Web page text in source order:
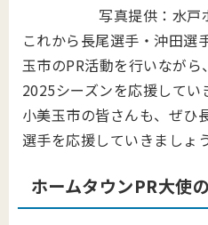
写真提供：水戸
これから長尾選手・沖田選
玉市のPR活動を行いなが
2025シーズンを応援してい
小美玉市の皆さんも、ぜひ
選手を応援していきましょ
ホームタウンPR大使